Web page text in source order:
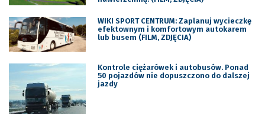
WIKI SPORT CENTRUM: Zaplanuj wycieczkę
efektownym i komfortowym autokarem
lub busem (FILM, ZDJĘCIA)
Kontrole ciężarówek i autobusów. Ponad
50 pojazdów nie dopuszczono do dalszej
jazdy